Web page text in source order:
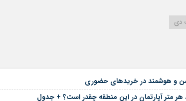
دی
و هوشمند در خریدهای حضوری
متر آپارتمان در این منطقه چقدر است؟ + جدول